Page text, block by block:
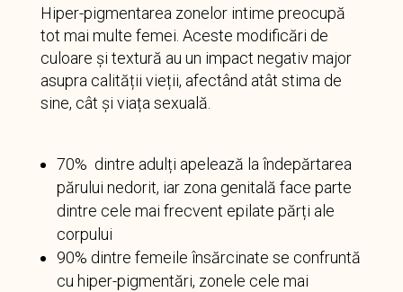
Hiper-pigmentarea zonelor intime preocupă
tot mai multe femei. Aceste modificări de
culoare și textură au un impact negativ major
asupra calității vieții, afectând atât stima de
sine, cât și viața sexuală.
70% dintre adulți apelează la îndepărtarea
părului nedorit, iar zona genitală face parte
dintre cele mai frecvent epilate părți ale
corpului
90% dintre femeile însărcinate se confruntă
cu hiper-pigmentări, zonele cele mai